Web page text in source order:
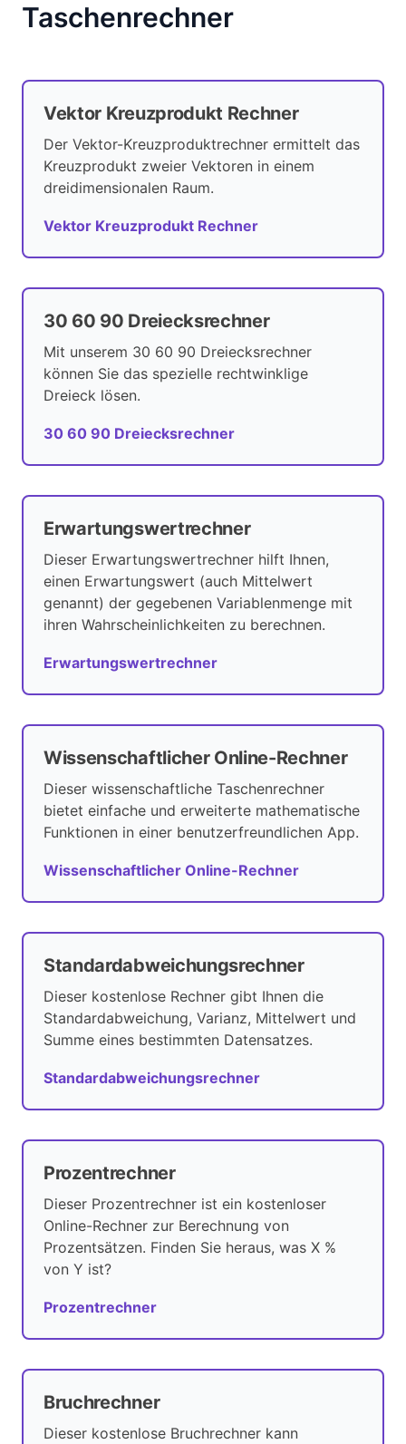
Taschenrechner
Vektor Kreuzprodukt Rechner
Der Vektor-Kreuzproduktrechner ermittelt das
Kreuzprodukt zweier Vektoren in einem
dreidimensionalen Raum.
Vektor Kreuzprodukt Rechner
30 60 90 Dreiecksrechner
Mit unserem 30 60 90 Dreiecksrechner
können Sie das spezielle rechtwinklige
Dreieck lösen.
30 60 90 Dreiecksrechner
Erwartungswertrechner
Dieser Erwartungswertrechner hilft Ihnen,
einen Erwartungswert (auch Mittelwert
genannt) der gegebenen Variablenmenge mit
ihren Wahrscheinlichkeiten zu berechnen.
Erwartungswertrechner
Wissenschaftlicher Online-Rechner
Dieser wissenschaftliche Taschenrechner
bietet einfache und erweiterte mathematische
Funktionen in einer benutzerfreundlichen App.
Wissenschaftlicher Online-Rechner
Standardabweichungsrechner
Dieser kostenlose Rechner gibt Ihnen die
Standardabweichung, Varianz, Mittelwert und
Summe eines bestimmten Datensatzes.
Standardabweichungsrechner
Prozentrechner
Dieser Prozentrechner ist ein kostenloser
Online-Rechner zur Berechnung von
Prozentsätzen. Finden Sie heraus, was X %
von Y ist?
Prozentrechner
Bruchrechner
Dieser kostenlose Bruchrechner kann